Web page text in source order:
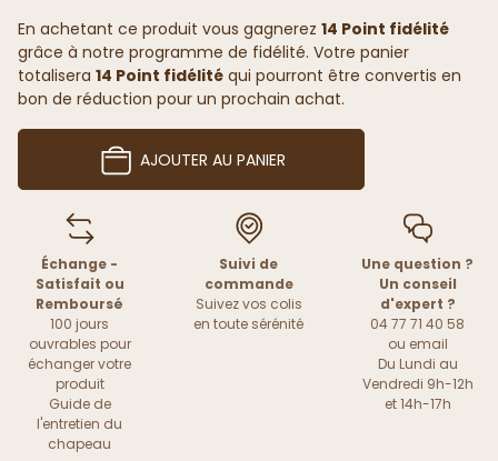
En achetant ce produit vous gagnerez 14 Point fidélité
grâce à notre programme de fidélité. Votre panier
totalisera 14 Point fidélité qui pourront être convertis en
bon de réduction pour un prochain achat.
AJOUTER AU PANIER
Échange -
Satisfait ou
Remboursé
100 jours
ouvrables pour
échanger votre
produit
Guide de
l'entretien du
chapeau
Suivi de
commande
Suivez vos colis
en toute sérénité
Une question ?
Un conseil
d'expert ?
04 77 71 40 58
ou email
Du Lundi au
Vendredi 9h-12h
et 14h-17h